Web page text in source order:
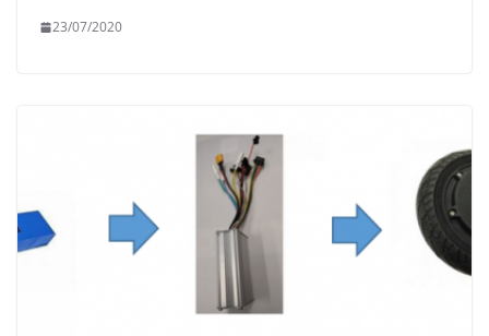
23/07/2020